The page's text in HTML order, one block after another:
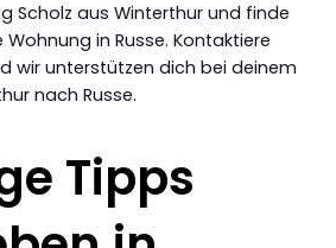
Scholz aus Winterthur und finde
in Russe. Kontaktiere
wir unterstützen dich bei deinem
nach Russe.
Tipps